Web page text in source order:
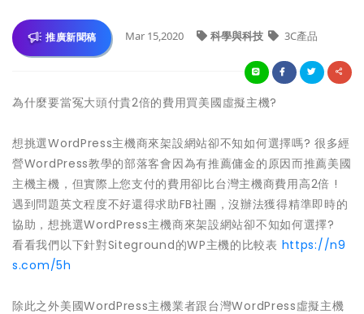
推廣新聞稿 Mar 15,2020 科學與科技 3C產品
為什麼要當冤大頭付貴2倍的費用買美國虛擬主機?
想挑選WordPress主機商來架設網站卻不知如何選擇嗎? 很多經
營WordPress教學的部落客會因為有推薦傭金的原因而推薦美國
主機主機，但實際上您支付的費用卻比台灣主機商費用高2倍 !
遇到問題英文程度不好還得求助FB社團，沒辦法獲得精準即時的
協助，想挑選WordPress主機商來架設網站卻不知如何選擇?
看看我們以下針對Siteground的WP主機的比較表 https://n9
s.com/5h
除此之外美國WordPress主機業者跟台灣WordPress虛擬主機